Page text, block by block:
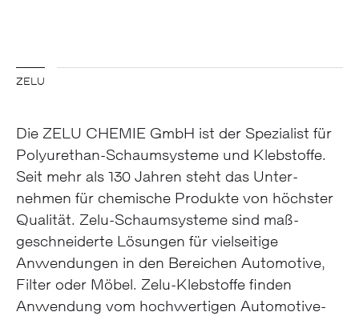
ZELU
Die ZELU CHEMIE GmbH ist der Spezialist für
Polyurethan-Schaum­systeme und Kleb­stoffe.
Seit mehr als 130 Jahren steht das Unter­
nehmen für chemische Produkte von höchster
Qualität. Zelu-Schaum­systeme sind maß­
geschneiderte Lösungen für viel­seitige
Anwendungen in den Bereichen Automotive,
Filter oder Möbel. Zelu-Klebstoffe finden
Anwendung vom hoch­wertigen Automotive-